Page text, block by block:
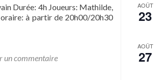
Durée: 4h Joueurs: Mathilde,
à partir de 20h00/20h30
un commentaire
AOÛT
23
AOÛT
27